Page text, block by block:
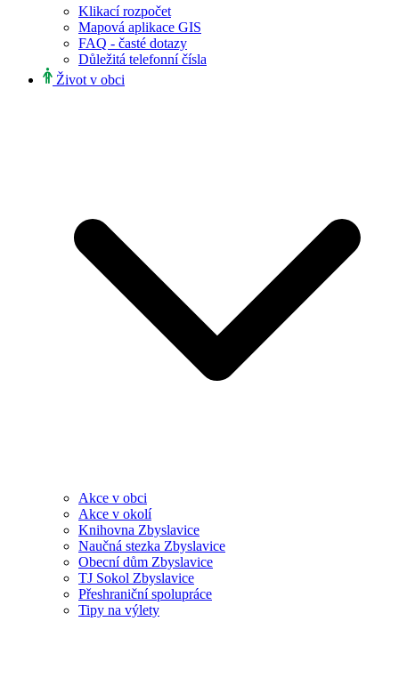
Klikací rozpočet
Mapová aplikace GIS
FAQ - časté dotazy
Důležitá telefonní čísla
Život v obci
Akce v obci
Akce v okolí
Knihovna Zbyslavice
Naučná stezka Zbyslavice
Obecní dům Zbyslavice
TJ Sokol Zbyslavice
Přeshraniční spolupráce
Tipy na výlety